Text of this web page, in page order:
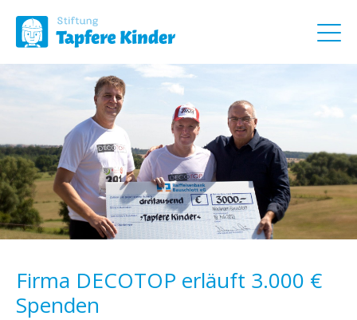
Firma DECOTOP erläuft 3.000 €
Spenden